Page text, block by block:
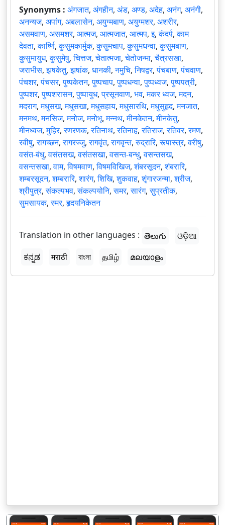
Synonyms : अंगजात, अंगहीन, अंड, अण्ड, अदेह, अनंग, अनंगी,
अनन्यज, अपांग, अबलासेन, अयुग्मबाण, अयुग्मशर, अशरीर,
असमवाण, असमशर, आत्मज, आत्मजात, आत्मप,इ,कंदर्प,काम
देवता,कार्ष्णि,कुसुमकार्मुक,कुसुमचाप,कुसुमधन्वा,कुसुमबाण,
कुसुमायुध,कुसुमेषु,चित्तज,चेतात्मजा,चेतोजन्मा,चैत्रसखा,
जराभीस,झषकेतु,झषांक, धानकी,नमुचि,निषद्वर,पंचबाण,पंचवाण,
पंचशर,पंचसर,पुष्पकेतन,पुष्पचाप,पुष्पधन्वा,पुष्पध्वज,पुष्पपत्री,
पुष्पशर,पुष्पशरासन,पुष्पायुध,प्रसूनवाण, भव,मकर ध्वज,मदन,
मदराग,मधुसख,मधुसखा,मधुसहाय,मधुसारथि,मधुसुहृद,मनजात,
मनमथ,मनसिज,मनोज,मनोभू,मन्नथ,मीनकेतन,मीनकेतु,
मीनध्वज,मुहिर,रणरणक,रतिनाथ,रतिनाह,रतिराज,रतिवर,रमण,
रवीषु,रागच्छन,रागरज्जु,रागवृंत,रागवृन्त,रुद्रारि,रूपास्त्र,वरीषु,
वसंत-बंधु,वसंतसख,वसंतसखा,वसन्त-बन्धु,वसन्तसख,
वसन्तसखा,वाम,विषमवाण,विषमविखिज,शंबरसूदन,शंबरारि,
शम्बरसूदन,शम्बरारि,शारंग,शिखि,शुकवाह,शृंगारजन्मा,श्रीज,
श्रीपुत्र,संकल्पभव,संकल्पयोनि,समर,सारंग,सुप्रतीक,
सुमसायक,स्मर,हृदयनिकेतन
Translation in other languages : తెలుగు
ଓଡ଼ିଆ
ಕನ್ನಡ
मराठी বাংলা தமிழ் മലയാളം